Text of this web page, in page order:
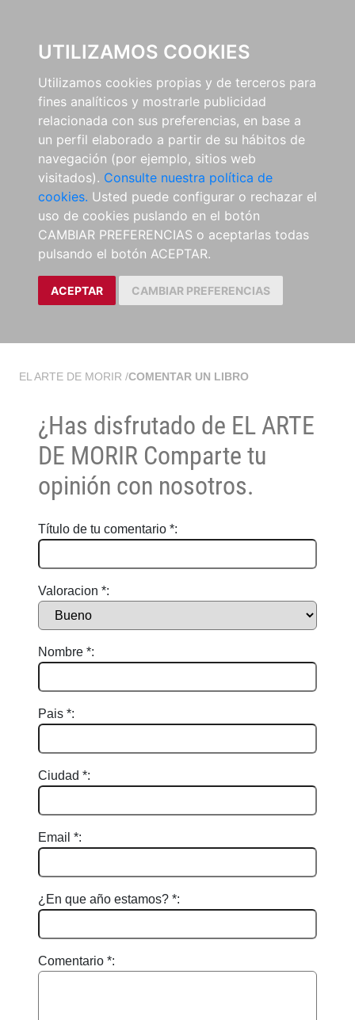
UTILIZAMOS COOKIES
Utilizamos cookies propias y de terceros para
fines analíticos y mostrarle publicidad
relacionada con sus preferencias, en base a
un perfil elaborado a partir de su hábitos de
navegación (por ejemplo, sitios web
visitados). Consulte nuestra política de
cookies. Usted puede configurar o rechazar el
uso de cookies puslando en el botón
CAMBIAR PREFERENCIAS o aceptarlas todas
pulsando el botón ACEPTAR.
ACEPTAR CAMBIAR PREFERENCIAS
EL ARTE DE MORIR /COMENTAR UN LIBRO
¿Has disfrutado de EL ARTE
DE MORIR Comparte tu
opinión con nosotros.
Título de tu comentario *:
Valoracion *:
Nombre *:
Pais *:
Ciudad *:
Email *:
¿En que año estamos? *:
Comentario *: